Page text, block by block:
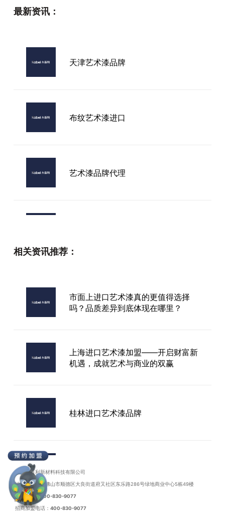
最新资讯：
天津艺术漆品牌
布纹艺术漆进口
艺术漆品牌代理
相关资讯推荐：
市面上进口艺术漆真的更值得选择
吗？品质差异到底体现在哪里？
上海进口艺术漆加盟——开启财富新
机遇，成就艺术与商业的双赢
桂林进口艺术漆品牌
山西进口艺术漆加盟
广东卡百利新材料科技有限公司
地址：广东省佛山市顺德区大良街道府又社区东乐路286号绿地商业中心5栋49楼
联系电话：400-830-9077
招商加盟电话： 400-830-9077